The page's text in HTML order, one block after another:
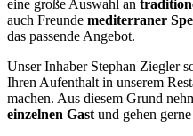
eine große Auswahl an
auch Freunde mediterraner
das passende Angebot.
Unser Inhaber Stephan Ziegler
Ihren Aufenthalt in unserem
machen. Aus diesem Grund
einzelnen Gast und gehen